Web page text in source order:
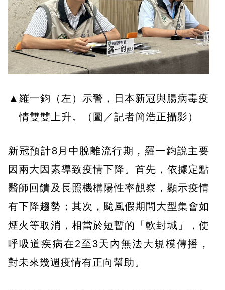
▲羅一鈞（左）示警，日本新冠與腸病毒疫
情雙雙上升。（圖／記者簡浩正攝影）
新冠預計8月中脫離流行期，羅一鈞說主要
因兩大因素導致疫情下降。首先，依據定點
醫師回饋及長照機構陽性率觀察，顯示疫情
有下降趨勢；其次，颱風假期間大型集會如
煙火等取消，相當於短暫的「軟封城」，使
呼吸道疾病在2至3天內無法大規模傳播，
對未來幾週疫情有正向幫助。